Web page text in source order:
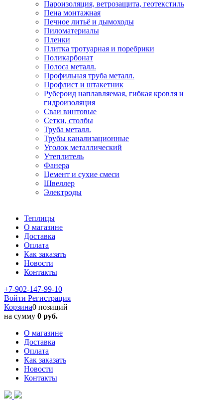
Пароизоляция, ветрозащита, геотекстиль
Пена монтажная
Печное литьё и дымоходы
Пиломатериалы
Пленки
Плитка тротуарная и поребрики
Поликарбонат
Полоса металл.
Профильная труба металл.
Профлист и штакетник
Рубероид наплавляемая, гибкая кровля и
гидроизоляция
Сваи винтовые
Сетки, столбы
Труба металл.
Трубы канализационные
Уголок металлический
Утеплитель
Фанера
Цемент и сухие смеси
Швеллер
Электроды
Теплицы
О магазине
Доставка
Оплата
Как заказать
Новости
Контакты
+7-902-147-99-10
Войти Регистрация
Корзина0 позиций
на сумму 0 руб.
О магазине
Доставка
Оплата
Как заказать
Новости
Контакты